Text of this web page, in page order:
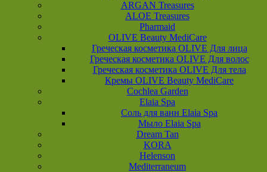
ARGAN Treasures
ALOE Treasures
Pharmaid
OLIVE Beauty MediCare
Греческая косметика OLIVE Для лица
Греческая косметика OLIVE Для волос
Греческая косметика OLIVE Для тела
Кремы OLIVE Beauty MediCare
Cochlea Garden
Elaia Spa
Соль для ванн Elaia Spa
Мыло Elaia Spa
Dream Tan
KORA
Helenson
Mediterraneum